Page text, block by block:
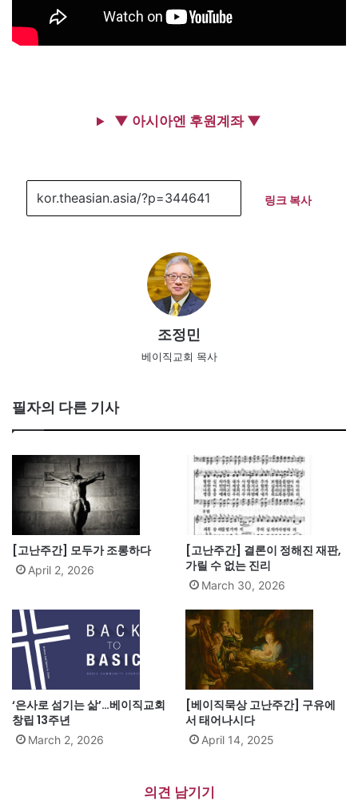
▼ 아시아엔 후원계좌 ▼
링크 복사
조정민
베이직교회 목사
필자의 다른 기사
[고난주간] 모두가 조롱하다
April 2, 2026
[고난주간] 결론이 정해진 재판,
가릴 수 없는 진리
March 30, 2026
‘은사로 섬기는 삶’…베이직교회
창립 13주년
March 2, 2026
[베이직묵상 고난주간] 구유에
서 태어나시다
April 14, 2025
의견 남기기